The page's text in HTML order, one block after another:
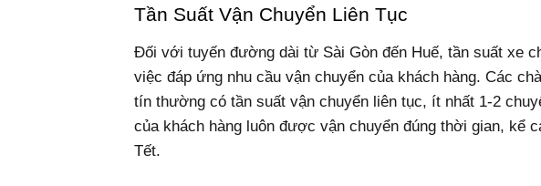
Tần Suất Vận Chuyển Liên Tục
Đối với tuyến đường dài từ Sài Gòn đến Huế, tần suất xe
việc đáp ứng nhu cầu vận chuyển của khách hàng. Các
tín thường có tần suất vận chuyển liên tục, ít nhất 1-2
của khách hàng luôn được vận chuyển đúng thời gian, kể
Tết.